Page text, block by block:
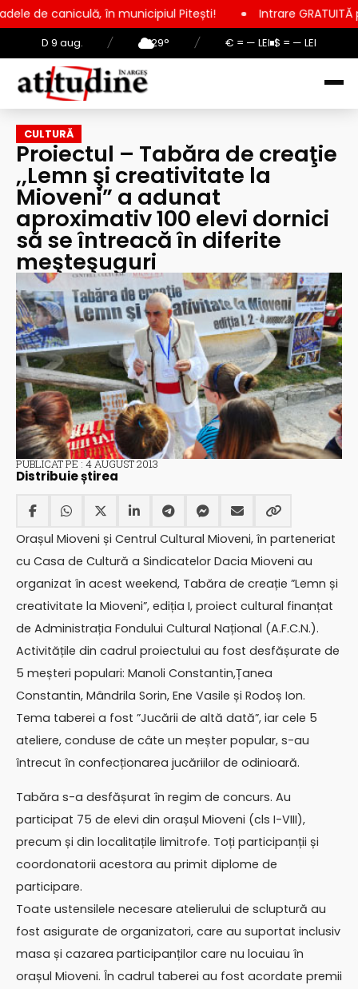
D 9 aug. / 29° / € = — LEI $ = — LEI
în municipiul Pitești! Intrare GRATUITĂ pentru copii,
CULTURĂ
Proiectul – Tabăra de creaţie
,,Lemn şi creativitate la
Mioveni” a adunat
aproximativ 100 elevi dornici
să se întreacă în diferite
meşteşuguri
PUBLICAT PE : 4 AUGUST 2013
Distribuie știrea
Orașul Mioveni și Centrul Cultural Mioveni, în parteneriat
cu Casa de Cultură a Sindicatelor Dacia Mioveni au
organizat în acest weekend, Tabăra de creație ”Lemn și
creativitate la Mioveni”, ediția I, proiect cultural finanțat
de Administrația Fondului Cultural Național (A.F.C.N.).
Activitățile din cadrul proiectului au fost desfășurate de
5 meșteri populari: Manoli Constantin,Țanea
Constantin, Mândrila Sorin, Ene Vasile și Rodoș Ion.
Tema taberei a fost ”Jucării de altă dată”, iar cele 5
ateliere, conduse de câte un meșter popular, s-au
întrecut în confecționarea jucăriilor de odinioară.
Tabăra s-a desfășurat în regim de concurs. Au
participat 75 de elevi din orașul Mioveni (cls I-VIII),
precum și din localitațile limitrofe. Toți participanții și
coordonatorii acestora au primit diplome de
participare.
Toate ustensilele necesare atelierului de scluptură au
fost asigurate de organizatori, care au suportat inclusiv
masa și cazarea participanților care nu locuiau în
orașul Mioveni. În cadrul taberei au fost acordate premii